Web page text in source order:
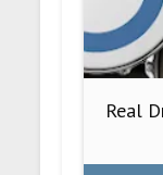
Real